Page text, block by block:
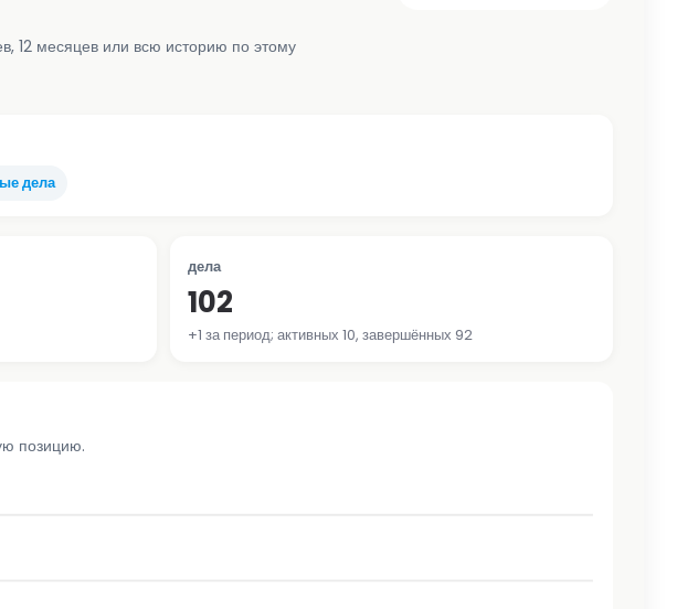
12 месяцев или всю историю по этому
дела
дела
102
+1 за период; активных 10, завершённых 92
позицию.